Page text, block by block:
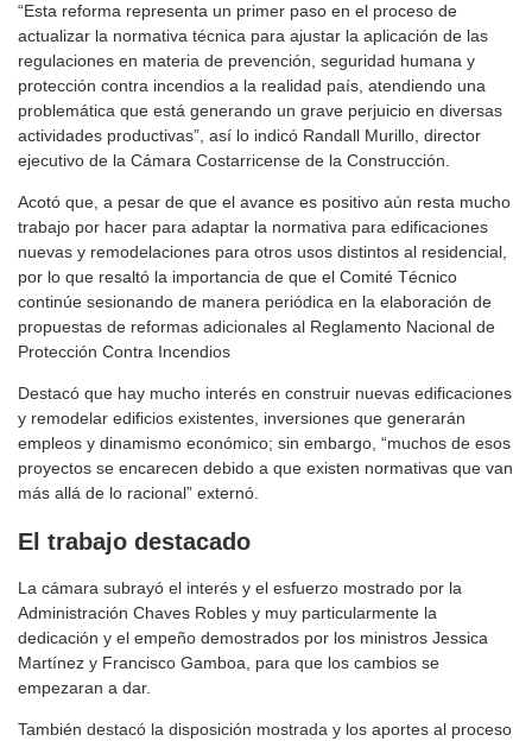
“Esta reforma representa un primer paso en el proceso de
actualizar la normativa técnica para ajustar la aplicación de las
regulaciones en materia de prevención, seguridad humana y
protección contra incendios a la realidad país, atendiendo una
problemática que está generando un grave perjuicio en diversas
actividades productivas”, así lo indicó Randall Murillo, director
ejecutivo de la Cámara Costarricense de la Construcción.
Acotó que, a pesar de que el avance es positivo aún resta mucho
trabajo por hacer para adaptar la normativa para edificaciones
nuevas y remodelaciones para otros usos distintos al residencial,
por lo que resaltó la importancia de que el Comité Técnico
continúe sesionando de manera periódica en la elaboración de
propuestas de reformas adicionales al Reglamento Nacional de
Protección Contra Incendios
Destacó que hay mucho interés en construir nuevas edificaciones
y remodelar edificios existentes, inversiones que generarán
empleos y dinamismo económico; sin embargo, “muchos de esos
proyectos se encarecen debido a que existen normativas que van
más allá de lo racional” externó.
El trabajo destacado
La cámara subrayó el interés y el esfuerzo mostrado por la
Administración Chaves Robles y muy particularmente la
dedicación y el empeño demostrados por los ministros Jessica
Martínez y Francisco Gamboa, para que los cambios se
empezaran a dar.
También destacó la disposición mostrada y los aportes al proceso